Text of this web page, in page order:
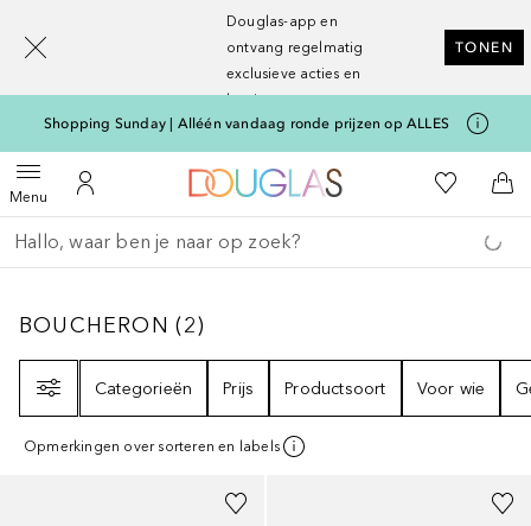
Douglas-app en
ontvang regelmatig
exclusieve acties en
kortingen
TONEN
Shopping Sunday | Alléén vandaag ronde prijzen op ALLES
MenuOpen menuNaar Mijn Account
Naar Douglas Home
Naar Mijn
Ga terug
Zoekopdracht uitvoeren
BOUCHERON2
BOUCHERON (2)
Categorieën
Prijs Productsoort Voor wie
Opmerkingen over sorteren en labels
[navigation.slideout.screenreader]